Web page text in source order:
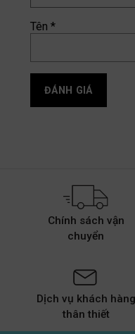
Tên *
Chính sách vận
chuyển
Dịch vụ khách hàng
thân thiết